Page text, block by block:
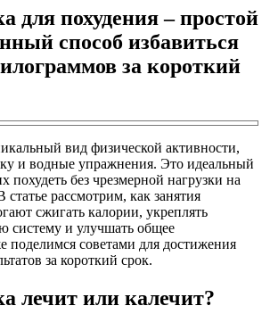
для похудения – простой
способ избавиться
за короткий
вид физической активности,
и водные упражнения. Это идеальный
без чрезмерной нагрузки на
рассмотрим, как занятия
сжигать калории, укреплять
систему и улучшать общее
поделимся советами для достижения
за короткий срок.
лечит или калечит?